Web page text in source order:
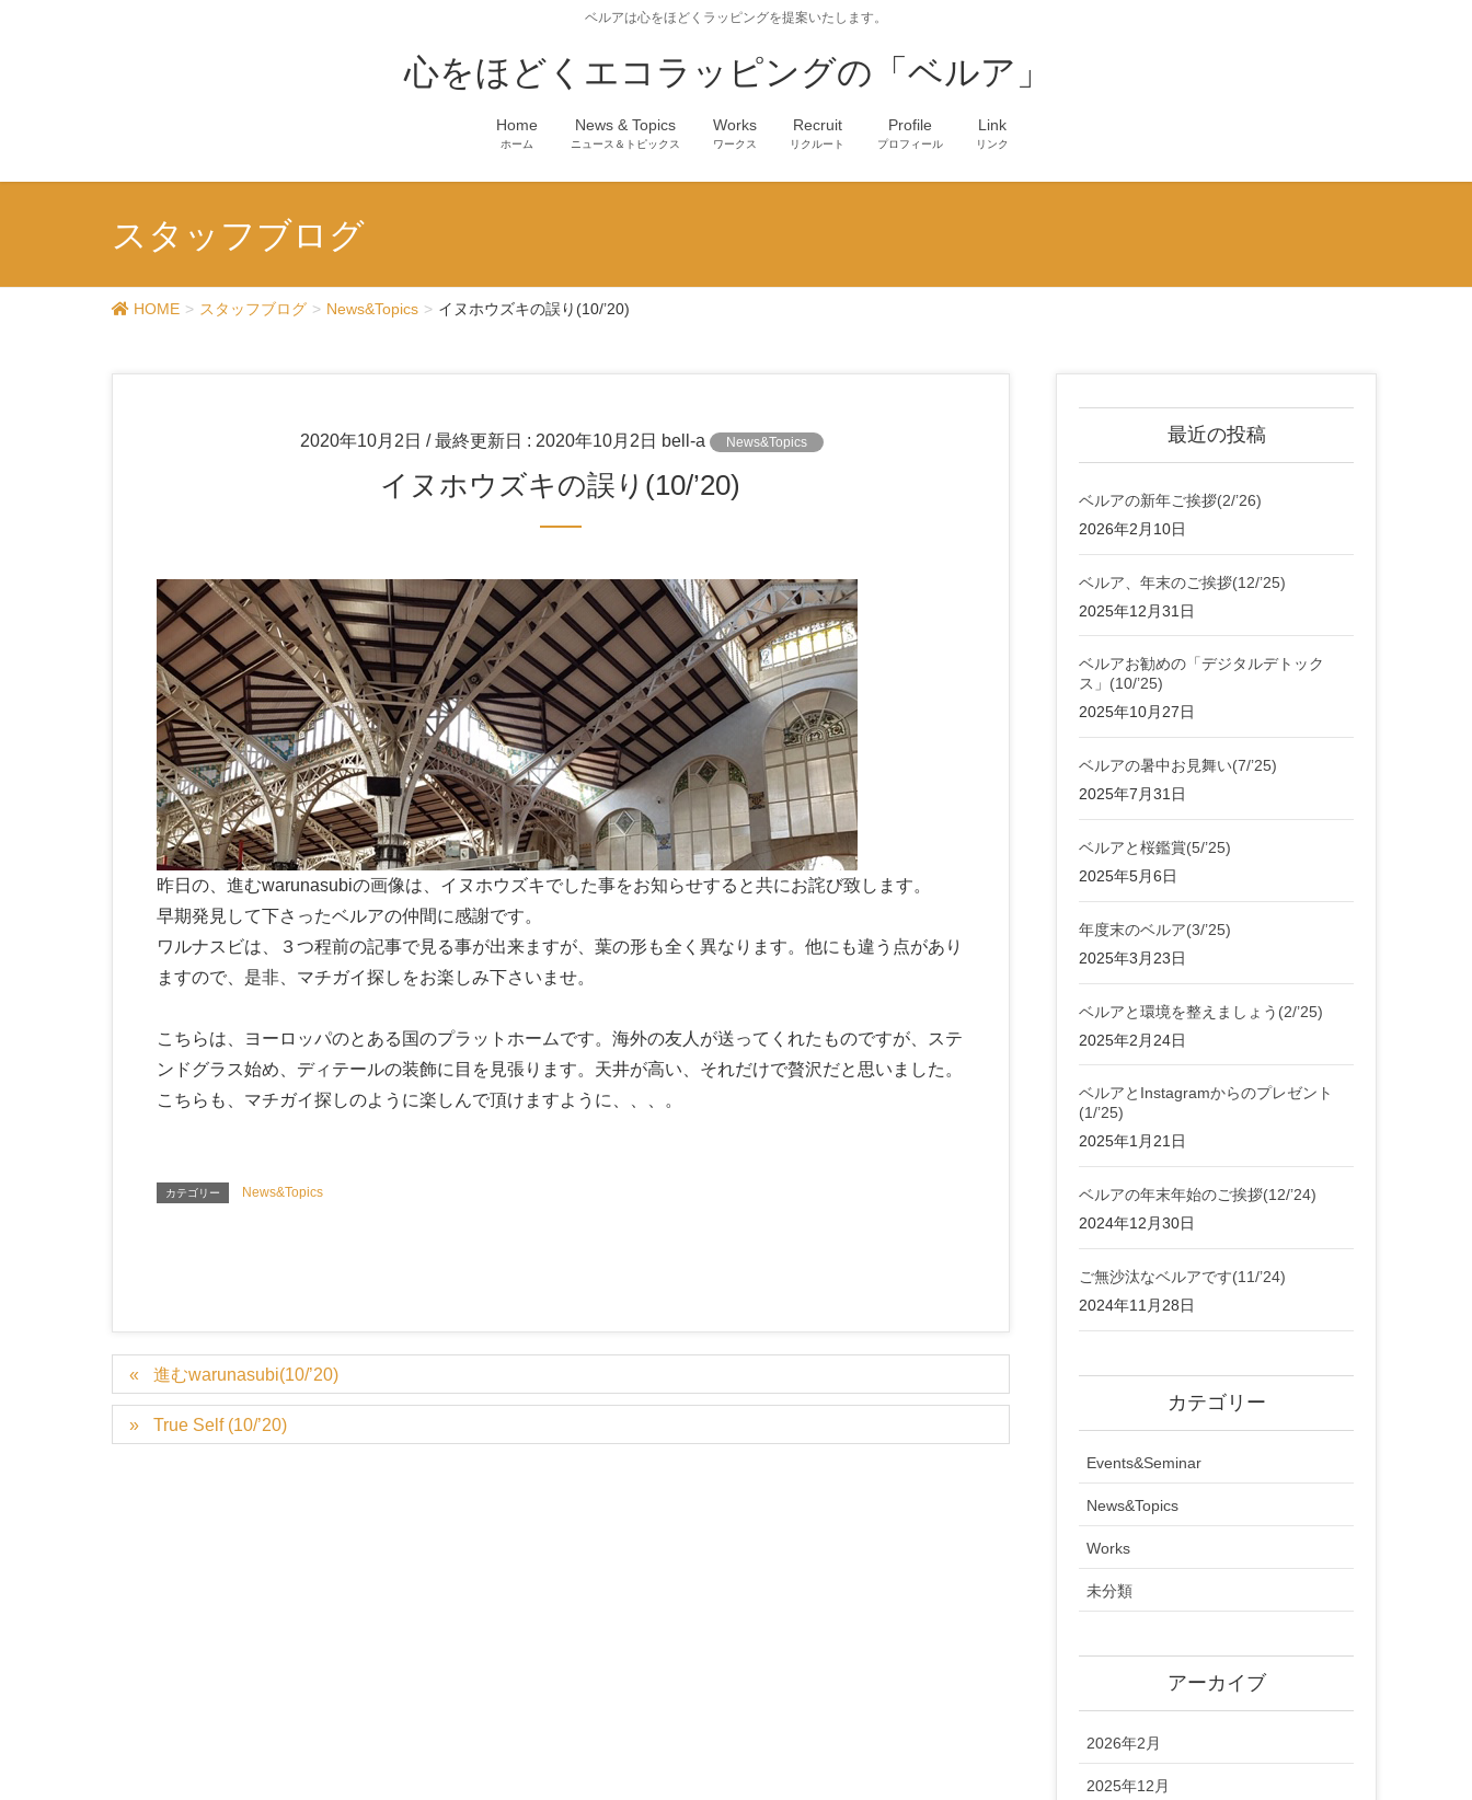
ベルアは心をほどくラッピングを提案いたします。
心をほどくエコラッピングの「ベルア」
Home
ホーム
News & Topics
ニュース＆トピックス
Works
ワークス
Recruit
リクルート
Profile
プロフィール
Link
リンク
スタッフブログ
HOME スタッフブログ News&Topics イヌホウズキの誤り(10/’20)
2020年10月2日 / 最終更新日 : 2020年10月2日 bell-a News&Topics
イヌホウズキの誤り(10/’20)
昨日の、進むwarunasubiの画像は、イヌホウズキでした事をお知らせすると共にお詫び致します。
早期発見して下さったベルアの仲間に感謝です。
ワルナスビは、３つ程前の記事で見る事が出来ますが、葉の形も全く異なります。他にも違う点があり
ますので、是非、マチガイ探しをお楽しみ下さいませ。
こちらは、ヨーロッパのとある国のプラットホームです。海外の友人が送ってくれたものですが、ステ
ンドグラス始め、ディテールの装飾に目を見張ります。天井が高い、それだけで贅沢だと思いました。
こちらも、マチガイ探しのように楽しんで頂けますように、、、。
カテゴリー News&Topics
進むwarunasubi(10/’20)
True Self (10/’20)
最近の投稿
ベルアの新年ご挨拶(2/’26)
2026年2月10日
ベルア、年末のご挨拶(12/’25)
2025年12月31日
ベルアお勧めの「デジタルデトック
ス」(10/’25)
2025年10月27日
ベルアの暑中お見舞い(7/’25)
2025年7月31日
ベルアと桜鑑賞(5/’25)
2025年5月6日
年度末のベルア(3/’25)
2025年3月23日
ベルアと環境を整えましょう(2/’25)
2025年2月24日
ベルアとInstagramからのプレゼント
(1/’25)
2025年1月21日
ベルアの年末年始のご挨拶(12/’24)
2024年12月30日
ご無沙汰なベルアです(11/’24)
2024年11月28日
カテゴリー
Events&Seminar
News&Topics
Works
未分類
アーカイブ
2026年2月
2025年12月